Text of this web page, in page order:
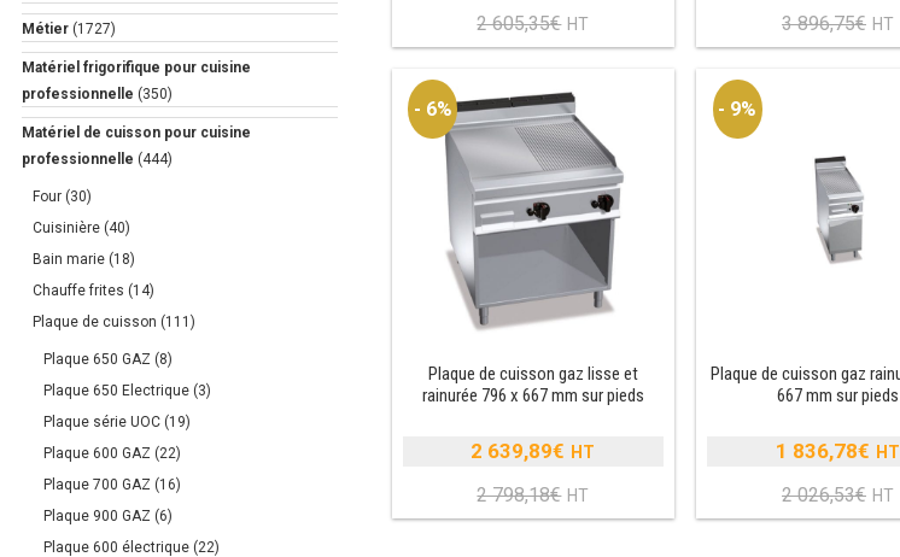
2 605,35€
prix
était :
2
605,35€.
Le
actuel
est :
2
386,89€.
3 896,75€
prix
Le
- 6%
Plaque de cuisson gaz lisse et
rainurée 796 x 667 mm sur pieds
2 798,18€
prix
initial
2 639,89€
Le
prix
- 9%
Plaque de cuisson gaz
667 mm sur pieds
2 026,53€
prix
initial
1 836,78€
Le
prix
Métier (1727)
Matériel frigorifique pour cuisine
professionnelle (350)
Matériel de cuisson pour cuisine
professionnelle (444)
Four (30)
Cuisinière (40)
Bain marie (18)
Chauffe frites (14)
Plaque de cuisson (111)
Plaque 650 GAZ (8)
Plaque 650 Electrique (3)
Plaque série UOC (19)
Plaque 600 GAZ (22)
Plaque 700 GAZ (16)
Plaque 900 GAZ (6)
Plaque 600 électrique (22)